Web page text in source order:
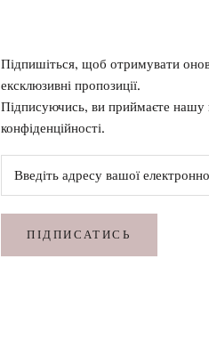
Підпишіться, щоб отримувати
ексклюзивні пропозиції.
Підписуючись, ви приймаєте нашу
конфіденційності.
ПІДПИСАТИСЬ